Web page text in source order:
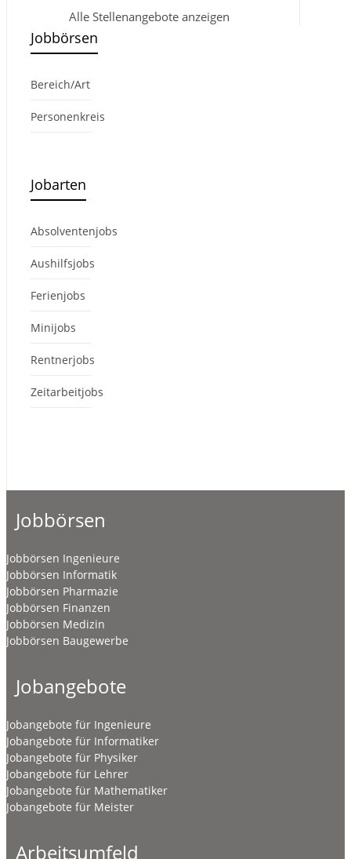
Alle Stellenangebote anzeigen
Jobbörsen
Bereich/Art
Personenkreis
Jobarten
Absolventenjobs
Aushilfsjobs
Ferienjobs
Minijobs
Rentnerjobs
Zeitarbeitjobs
Jobbörsen
Jobbörsen Ingenieure
Jobbörsen Informatik
Jobbörsen Pharmazie
Jobbörsen Finanzen
Jobbörsen Medizin
Jobbörsen Baugewerbe
Jobangebote
Jobangebote für Ingenieure
Jobangebote für Informatiker
Jobangebote für Physiker
Jobangebote für Lehrer
Jobangebote für Mathematiker
Jobangebote für Meister
Arbeitsumfeld